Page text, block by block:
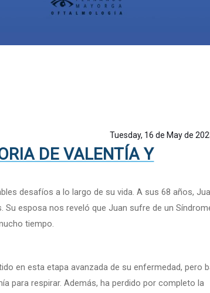
Tuesday, 16 de May de
DE VALENTÍA Y
desafíos a lo largo de su vida. A sus 68 años,
esposa nos reveló que Juan sufre de un
tiempo.
en esta etapa avanzada de su enfermedad, pero
para respirar. Además, ha perdido por completo la